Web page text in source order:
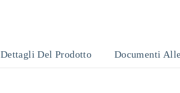
Dettagli Del Prodotto Documenti